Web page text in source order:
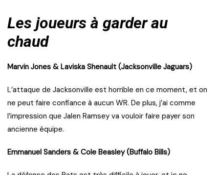
Les joueurs à garder au
chaud
Marvin Jones & Laviska Shenault (Jacksonville Jaguars)
L’attaque de Jacksonville est horrible en ce moment, et on
ne peut faire confiance à aucun WR. De plus, j’ai comme
l’impression que Jalen Ramsey va vouloir faire payer son
ancienne équipe.
Emmanuel Sanders & Cole Beasley (Buffalo Bills)